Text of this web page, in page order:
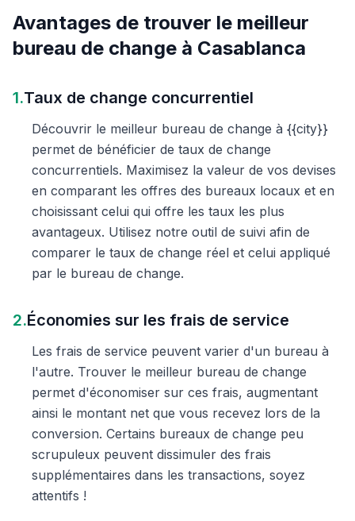
Avantages de trouver le meilleur
bureau de change à Casablanca
1.Taux de change concurrentiel
Découvrir le meilleur bureau de change à {{city}}
permet de bénéficier de taux de change
concurrentiels. Maximisez la valeur de vos devises
en comparant les offres des bureaux locaux et en
choisissant celui qui offre les taux les plus
avantageux. Utilisez notre outil de suivi afin de
comparer le taux de change réel et celui appliqué
par le bureau de change.
2.Économies sur les frais de service
Les frais de service peuvent varier d'un bureau à
l'autre. Trouver le meilleur bureau de change
permet d'économiser sur ces frais, augmentant
ainsi le montant net que vous recevez lors de la
conversion. Certains bureaux de change peu
scrupuleux peuvent dissimuler des frais
supplémentaires dans les transactions, soyez
attentifs !